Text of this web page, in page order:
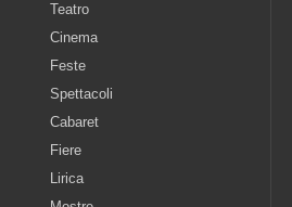
Teatro
Cinema
Feste
Spettacoli
Cabaret
Fiere
Lirica